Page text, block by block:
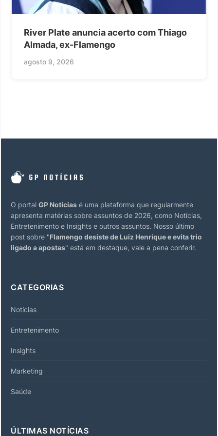
River Plate anuncia acerto com Thiago
Almada, ex-Flamengo
agosto 9, 2026
O portal GP Notícias é uma plataforma que regularmente
apresenta matérias sobre assuntos de 2026, como Notícias,
Entretenimento e Insights e outros assuntos. Nosso último
post sobre "Flamengo desiste de Luiz Henrique e evita trio
ligado a apostas" está em destaque, vale a pena conferir.
CATEGORIAS
Notícias
Entretenimento
Insights
Marketing
Saúde
ÚLTIMAS NOTÍCIAS